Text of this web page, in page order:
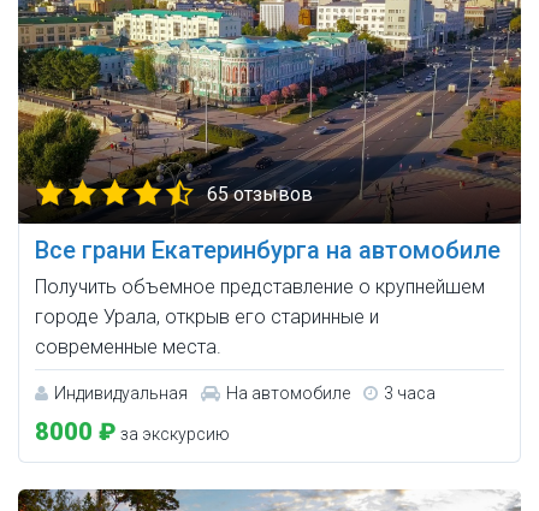
65 отзывов
Все грани Екатеринбурга на автомобиле
Получить объемное представление о крупнейшем
городе Урала, открыв его старинные и
современные места.
Индивидуальная На автомобиле 3 часа
8000 ₽ за экскурсию